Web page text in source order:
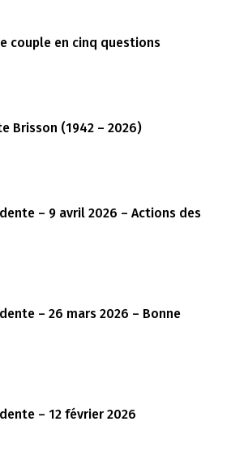
couple en cinq questions
Brisson (1942 – 2026)
– 9 avril 2026 – Actions des
– 26 mars 2026 – Bonne
– 12 février 2026